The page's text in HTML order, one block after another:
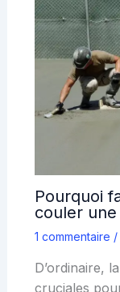
Pourquoi
couler une
1 commentaire /
D’ordinaire,
cruciales